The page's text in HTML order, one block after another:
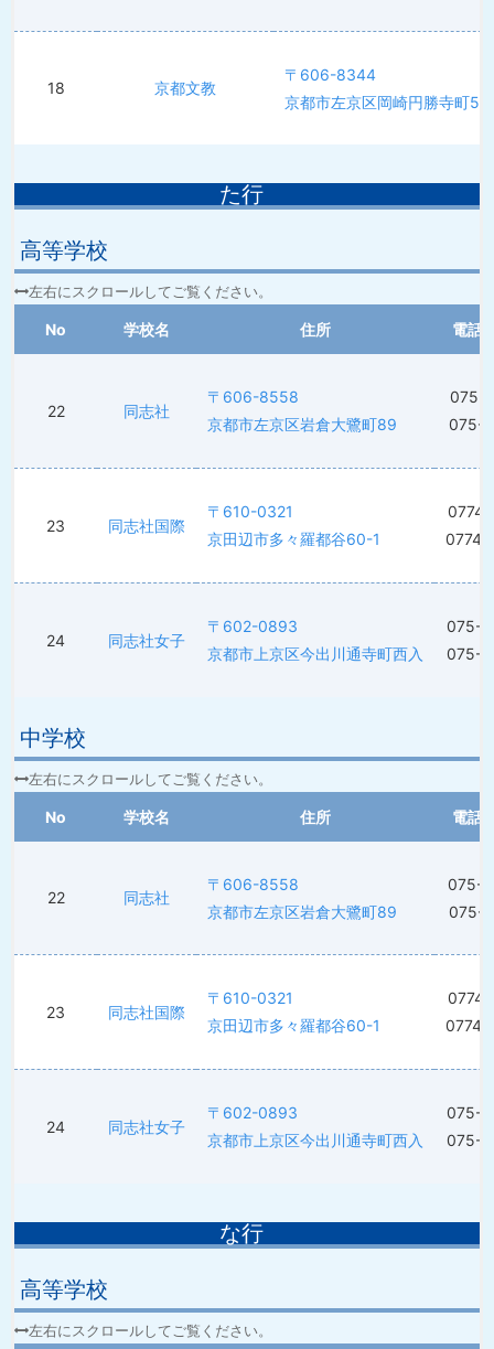
18 京都文教
〒606-8344
京都市左京区岡崎円勝寺町5
た行
高等学校
No 学校名 住所 電話
22 同志社
〒606-8558
京都市左京区岩倉大鷺町89
075-
075-
23 同志社国際
〒610-0321
京田辺市多々羅都谷60-1
24 同志社女子
〒602-0893
京都市上京区今出川通寺町西入
075-
075-
中学校
No 学校名 住所 電話
22 同志社
〒606-8558
京都市左京区岩倉大鷺町89
075-
075-
23 同志社国際
〒610-0321
京田辺市多々羅都谷60-1
24 同志社女子
〒602-0893
京都市上京区今出川通寺町西入
075-
075-
な行
高等学校